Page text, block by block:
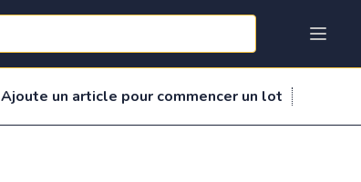
Ajoute un article pour commencer un lot